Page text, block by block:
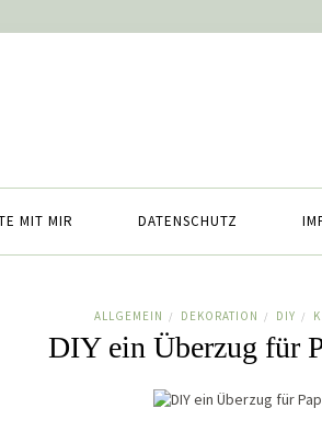
MIT MIR DATENSCHUTZ
ALLGEMEIN / DEKORATION / DIY /
DIY ein Überzug für